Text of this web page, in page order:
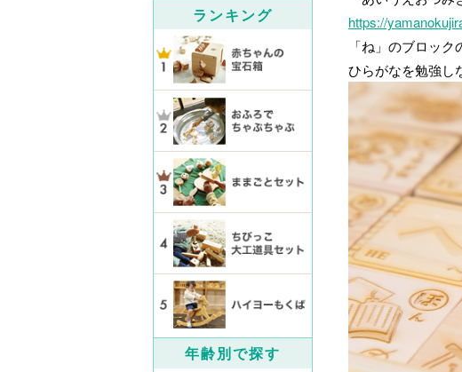
ランキング
年齢別で探す
https://
「ね」のブロッ
ひらがなを勉強し